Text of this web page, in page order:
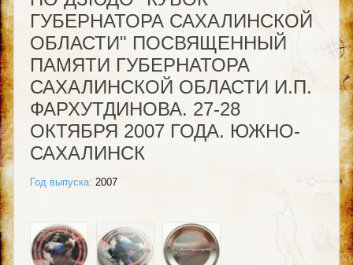
ГУБЕРНАТОРА САХАЛИНСКОЙ
ОБЛАСТИ" ПОСВЯЩЕННЫЙ
ПАМЯТИ ГУБЕРНАТОРА
САХАЛИНСКОЙ ОБЛАСТИ И.П.
ФАРХУТДИНОВА. 27-28
ОКТЯБРЯ 2007 ГОДА. ЮЖНО-
САХАЛИНСК
Год выпуска: 2007